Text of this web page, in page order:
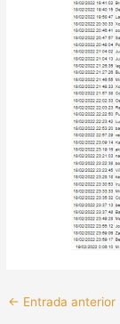
← Entrada anterior